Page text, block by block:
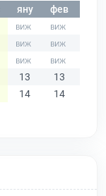
яну фев
13 13
14 14